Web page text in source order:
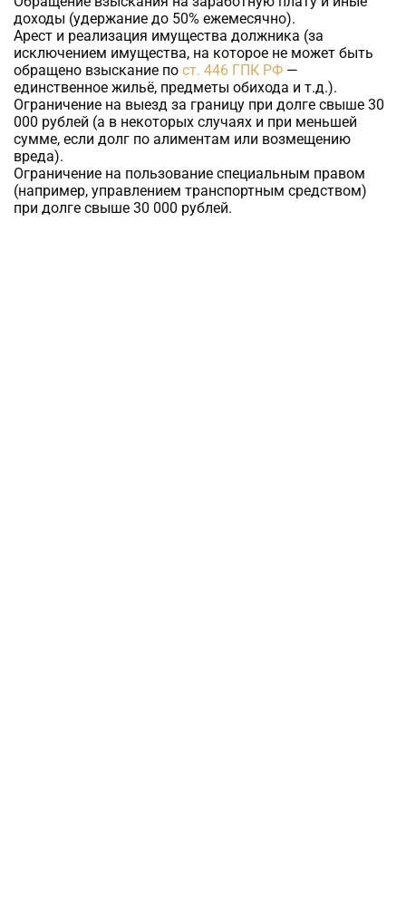
доходы (удержание до 50% ежемесячно).
Арест и реализация имущества должника (за
исключением имущества, на которое не может быть
обращено взыскание по ст. 446 ГПК РФ —
единственное жильё, предметы обихода и т.д.).
Ограничение на выезд за границу при долге свыше 30
000 рублей (а в некоторых случаях и при меньшей
сумме, если долг по алиментам или возмещению
вреда).
Ограничение на пользование специальным правом
(например, управлением транспортным средством)
при долге свыше 30 000 рублей.